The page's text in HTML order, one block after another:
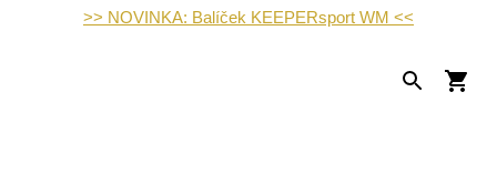
>> NOVINKA: Balíček KEEPERsport WM <<